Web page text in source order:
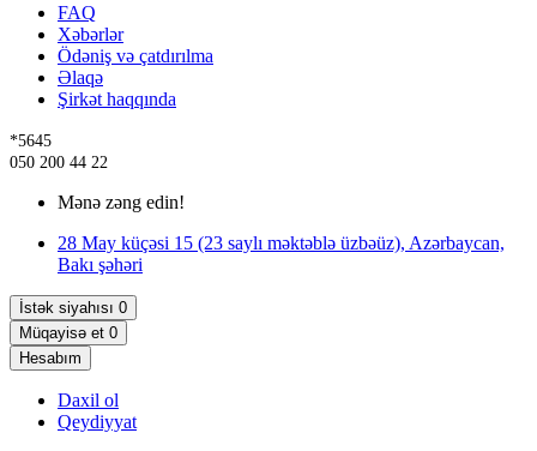
FAQ
Xəbərlər
Ödəniş və çatdırılma
Əlaqə
Şirkət haqqında
*5645
050 200 44 22
Mənə zəng edin!
28 May küçəsi 15 (23 saylı məktəblə üzbəüz), Azərbaycan,
Bakı şəhəri
İstək siyahısı 0
Müqayisə et 0
Hesabım
Daxil ol
Qeydiyyat